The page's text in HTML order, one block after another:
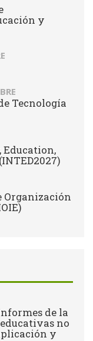
y
Tecnología
Organización
de la
no
y